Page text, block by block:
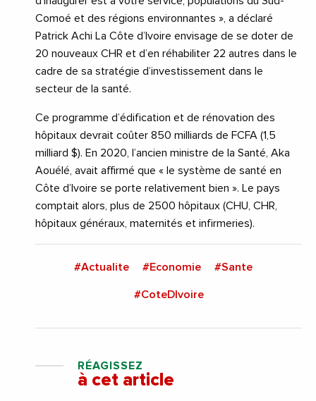
Comoé et des régions environnantes », a déclaré
Patrick Achi La Côte d’Ivoire envisage de se doter de
20 nouveaux CHR et d’en réhabiliter 22 autres dans le
cadre de sa stratégie d’investissement dans le
secteur de la santé.
Ce programme d’édification et de rénovation des
hôpitaux devrait coûter 850 milliards de FCFA (1,5
milliard $). En 2020, l’ancien ministre de la Santé, Aka
Aouélé, avait affirmé que « le système de santé en
Côte d’Ivoire se porte relativement bien ». Le pays
comptait alors, plus de 2500 hôpitaux (CHU, CHR,
hôpitaux généraux, maternités et infirmeries).
#Actualite #Economie #Sante
#CoteDIvoire
RÉAGISSEZ
à cet article